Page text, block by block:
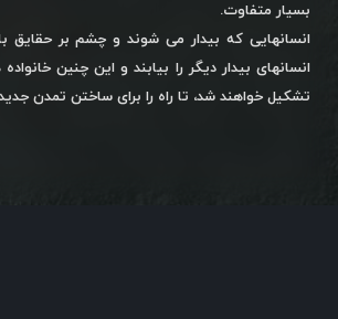
بسیار متفاوت.
انسانهایی که بیدار می شوند و چشم بر حقایق
انسانهای بیدار دیگر را بیابند و این چنین
تشکیل خواهند شد، تا راه را برای ساختن تمدن